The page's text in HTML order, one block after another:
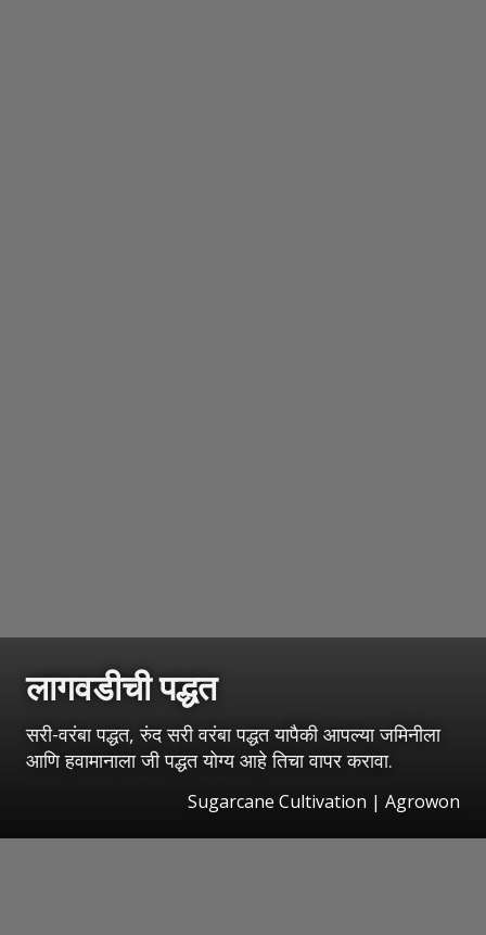
लागवडीची पद्धत
सरी-वरंबा पद्धत, रुंद सरी वरंबा पद्धत यापैकी आपल्या जमिनीला
आणि हवामानाला जी पद्धत योग्य आहे तिचा वापर करावा.
Sugarcane Cultivation | Agrowon